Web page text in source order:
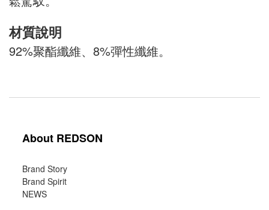
材質說明
92%聚酯纖維、8%彈性纖維。
About REDSON
Brand Story
Brand Spirit
NEWS